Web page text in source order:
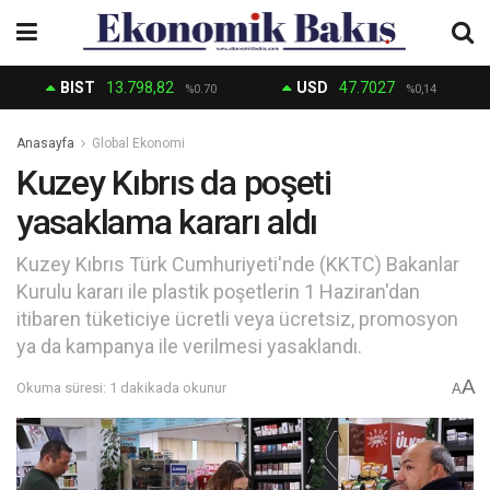
BIST 13.798,82 %0.70 USD 47.7027 %0,14
Anasayfa Global Ekonomi
Kuzey Kıbrıs da poşeti
yasaklama kararı aldı
Kuzey Kıbrıs Türk Cumhuriyeti'nde (KKTC) Bakanlar
Kurulu kararı ile plastik poşetlerin 1 Haziran'dan
itibaren tüketiciye ücretli veya ücretsiz, promosyon
ya da kampanya ile verilmesi yasaklandı.
Okuma süresi: 1 dakikada okunur AA